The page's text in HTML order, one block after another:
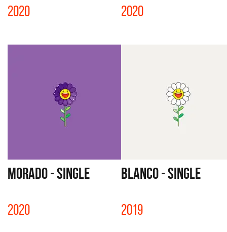
2020 2020
MORADO - SINGLE
2020
BLANCO - SINGLE
2019